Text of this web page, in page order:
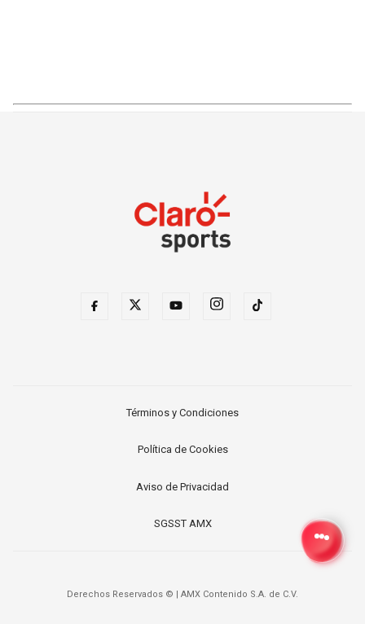
Términos y Condiciones
Política de Cookies
Aviso de Privacidad
SGSST AMX
Derechos Reservados © | AMX Contenido S.A. de C.V.